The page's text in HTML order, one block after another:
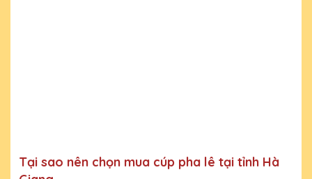
Tại sao nên chọn mua cúp pha lê tại tỉnh Hà